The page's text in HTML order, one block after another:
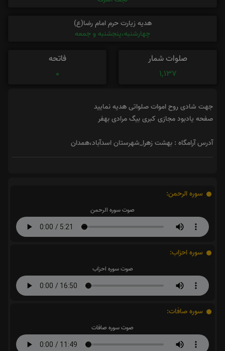
هدیه زیارت حرم امام رضا(ع)
چهارشنبه،پنجشنبه و جمعه
صلوات شمار
1,137
فاتحه
0
جهت شادی روح اموات صلواتی هدیه نمایید
صفحه یادبود مجازی کبری بیگ مرادی بهفر
آدرس آرامگاه : بهشت زهرا_شهرستان اسدآباد،همدان
سوره الرحمن:
صوت سوره الرحمن
سوره احزاب:
صوت سوره احزاب
سوره صافات:
صوت سوره صافات